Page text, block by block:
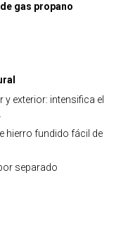
gas propano
exterior: intensifica el
hierro fundido fácil de
separado